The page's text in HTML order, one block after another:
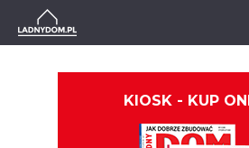
KIOSK - KUP